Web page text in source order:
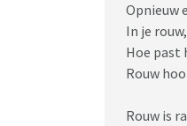
Opnieuw
In je
Hoe past
Rouw
Rouw is